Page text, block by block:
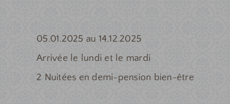
05.01.2025 au 14.12.2025
Arrivée le lundi et le mardi
2 Nuitées en demi-pension bien-être